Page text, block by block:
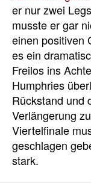
er nur zwei
musste er gar
einen positiven
es ein
Freilos ins
Humphries
Rückstand und
Verlängerung
Viertelfinale
geschlagen
stark.